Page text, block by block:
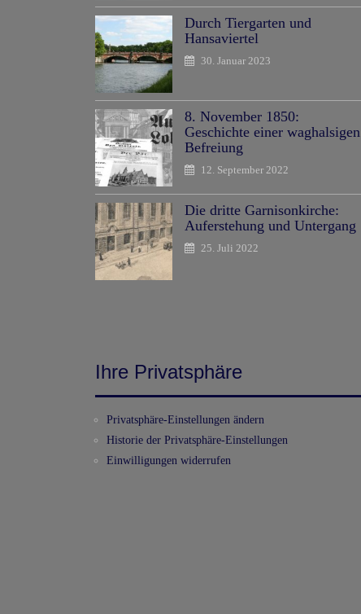
Durch Tiergarten und
Hansaviertel
30. Januar 2023
8. November 1850:
Geschichte einer waghalsigen
Befreiung
12. September 2022
Die dritte Garnisonkirche:
Auferstehung und Untergang
25. Juli 2022
Ihre Privatsphäre
Privatsphäre-Einstellungen ändern
Historie der Privatsphäre-Einstellungen
Einwilligungen widerrufen